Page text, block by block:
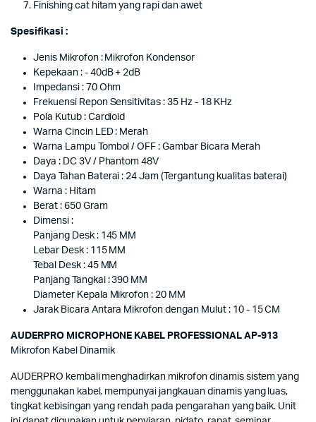
Finishing cat hitam yang rapi dan awet
Spesifikasi :
Jenis Mikrofon : Mikrofon Kondensor
Kepekaan : - 40dB + 2dB
Impedansi : 70 Ohm
Frekuensi Repon Sensitivitas : 35 Hz - 18 KHz
Pola Kutub : Cardioid
Warna Cincin LED : Merah
Warna Lampu Tombol / OFF : Gambar Bicara Merah
Daya : DC 3V / Phantom 48V
Daya Tahan Baterai : 24 Jam (Tergantung kualitas baterai)
Warna : Hitam
Berat : 650 Gram
Dimensi :
Panjang Desk : 145 MM
Lebar Desk : 115 MM
Tebal Desk : 45 MM
Panjang Tangkai : 390 MM
Diameter Kepala Mikrofon : 20 MM
Jarak Bicara Antara Mikrofon dengan Mulut : 10 - 15 CM
AUDERPRO MICROPHONE KABEL PROFESSIONAL AP-913
Mikrofon Kabel Dinamik
AUDERPRO kembali menghadirkan mikrofon dinamis sistem yang
menggunakan kabel. mempunyai jangkauan dinamis yang luas,
tingkat kebisingan yang rendah pada pengarahan yang baik. Unit